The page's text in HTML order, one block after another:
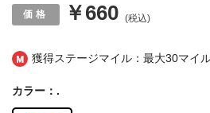
獲得ステージマイル：最大30マイ
￥660 (税込)
カラー：.